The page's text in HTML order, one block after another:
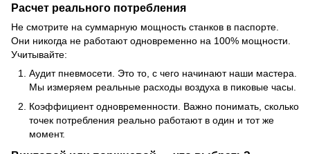
Расчет реального потребления
Не смотрите на суммарную мощность станков в паспорте.
Они никогда не работают одновременно на 100% мощности.
Учитывайте:
Аудит пневмосети . Это то, с чего начинают наши мастера.
Мы измеряем реальные расходы воздуха в пиковые часы.
Коэффициент одновременности. Важно понимать, сколько
точек потребления реально работают в один и тот же
момент.